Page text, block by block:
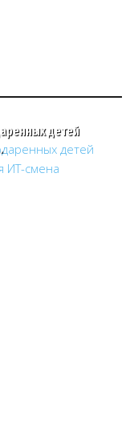
детей